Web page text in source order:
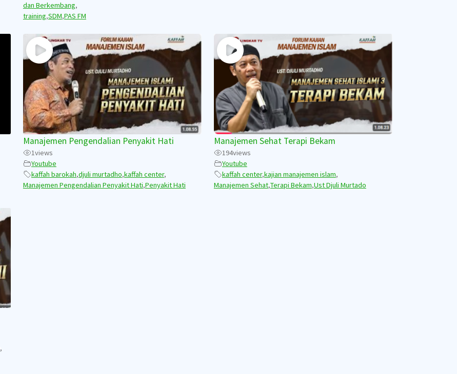
dan Berkembang,
training,SDM,PAS FM
Manajemen Pengendalian Penyakit Hati
1views
Youtube
kaffah barokah,djuli murtadho,kaffah center,
Manajemen Pengendalian Penyakit Hati,Penyakit Hati
Manajemen Sehat Terapi Bekam
194views
Youtube
kaffah center,kajian manajemen islam,
Manajemen Sehat,Terapi Bekam,Ust Djuli Murtado
,